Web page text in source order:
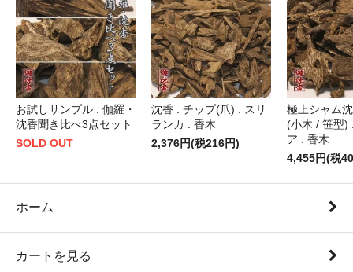
お試しサンプル : 伽羅・
沈香聞き比べ3点セット
SOLD OUT
沈香 : チップ(爪) : スリ
ランカ : 香木
2,376円(税216円)
極上シャム
(小木 / 笹型)
ア : 香木
4,455円(税
ホーム
カートを見る